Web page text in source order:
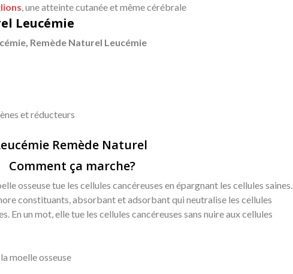
, une atteinte cutanée et même cérébrale
Leucémie
Remède Naturel Leucémie
et réducteurs
Remède Naturel
Comment ça marche?
osseuse tue les cellules cancéreuses en épargnant les cellules saines.
constituants, absorbant et adsorbant qui neutralise les cellules
En un mot, elle tue les cellules cancéreuses sans nuire aux cellules
moelle osseuse